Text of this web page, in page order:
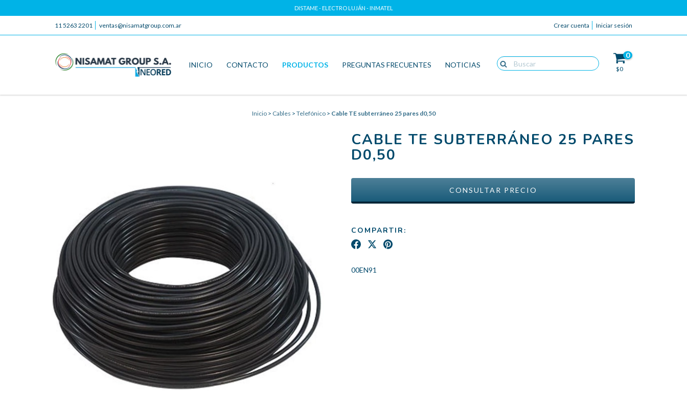
DISTAME - ELECTRO LUJÁN - INMATEL
11 5263 2201 ventas@nisamatgroup.com.ar Crear cuenta Iniciar sesión
INICIO CONTACTO PRODUCTOS PREGUNTAS FRECUENTES NOTICIAS
0
$0
Inicio > Cables > Telefónico > Cable TE subterráneo 25 pares d0,50
CABLE TE SUBTERRÁNEO 25 PARES
D0,50
COMPARTIR:
00EN91